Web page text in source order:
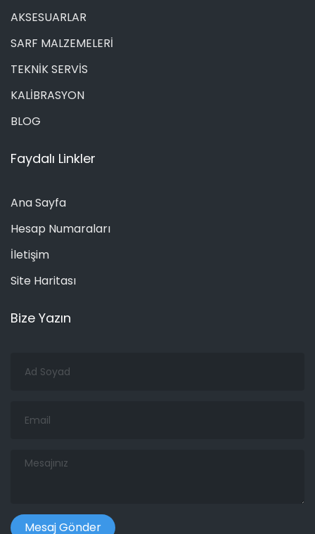
AKSESUARLAR
SARF MALZEMELERİ
TEKNİK SERVİS
KALİBRASYON
BLOG
Faydalı Linkler
Ana Sayfa
Hesap Numaraları
İletişim
Site Haritası
Bize Yazın
Soyad
Mesajınız